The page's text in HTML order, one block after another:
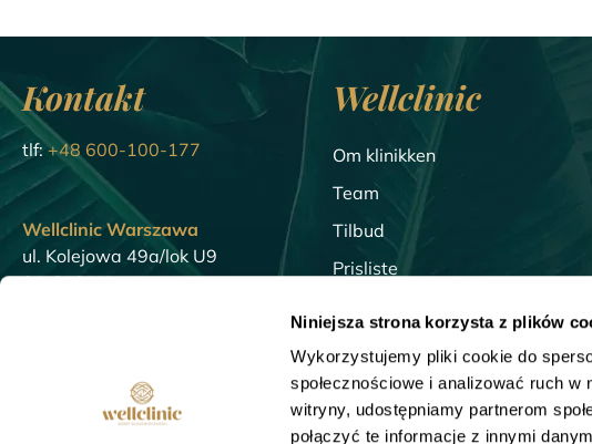
Niniejsza strona korzysta z plików
Wykorzystujemy pliki cookie do
społecznościowe i analizować ruch
witryny, udostępniamy partnerom
połączyć te informacje z innymi
Kontakt
tlf:+48 600-100-177
Wellclinic Warszawa
ul. Kolejowa 49a/lok U9
01-210 Warszawa
80-858 Gdansk
Wellclinic
Om klinikken
Team
Tilbud
Prisliste
SPØRSMÅL OG SVAR